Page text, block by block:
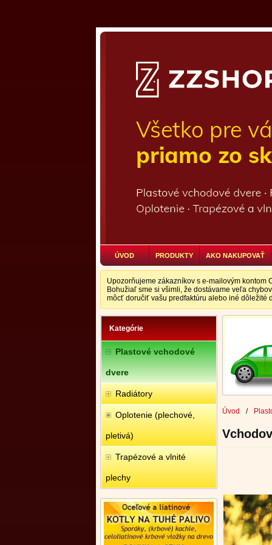
ÚVOD PRODUKTY AKO NAKUPOVAŤ
Upozorňujeme zákazníkov s e-mailovým
Bohužiaľ sme si všimli, že dostávame veľa
môcť doručiť vašu predfaktúru alebo iné dôležité
Kategórie
Plastové vchodové
dvere
Radiátory
Oplotenie (plechové,
pletivá)
Trapézové a vlnité
plechy
Úvod /